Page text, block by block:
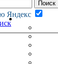
Яндекс
ФОРУМ